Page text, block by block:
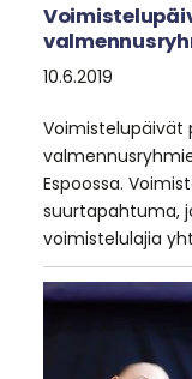
10.6.2019
Voimistelupäivät
Espoossa.
suurtapahtuma,
voimistelulajia